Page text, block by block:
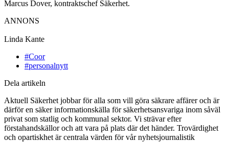
Marcus Dover, kontraktschef Säkerhet.
ANNONS
Linda Kante
#Coor
#personalnytt
Dela artikeln
Aktuell Säkerhet jobbar för alla som vill göra säkrare affärer och är
därför en säker informationskälla för säkerhetsansvariga inom såväl
privat som statlig och kommunal sektor. Vi strävar efter
förstahandskällor och att vara på plats där det händer. Trovärdighet
och opartiskhet är centrala värden för vår nyhetsjournalistik